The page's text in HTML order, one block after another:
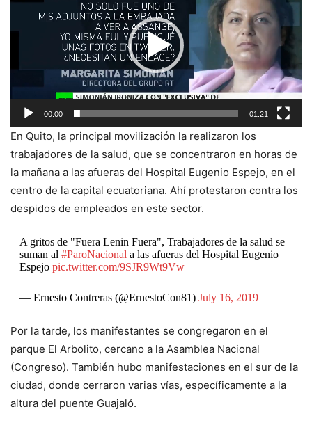
00:00 01:21
En Quito, la principal movilización la realizaron los
trabajadores de la salud, que se concentraron en horas de
la mañana a las afueras del Hospital Eugenio Espejo, en el
centro de la capital ecuatoriana. Ahí protestaron contra los
despidos de empleados en este sector.
A gritos de "Fuera Lenin Fuera", Trabajadores de la salud se
suman al #ParoNacional a las afueras del Hospital Eugenio
Espejo pic.twitter.com/9SJR9Wt9Vw
— Ernesto Contreras (@ErnestoCon81) July 16, 2019
Por la tarde, los manifestantes se congregaron en el
parque El Arbolito, cercano a la Asamblea Nacional
(Congreso). También hubo manifestaciones en el sur de la
ciudad, donde cerraron varias vías, específicamente a la
altura del puente Guajaló.